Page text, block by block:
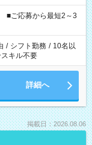
」 「できれば残業はし
ーク希望
と、もう1つのお仕事
合は応募できません。
■ご応募から最短2～3
/ シフト勤務 / 10名以
キル不要
詳細へ
掲載日：2026.08.06